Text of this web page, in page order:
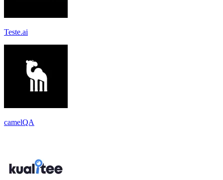
Teste.ai
camelQA